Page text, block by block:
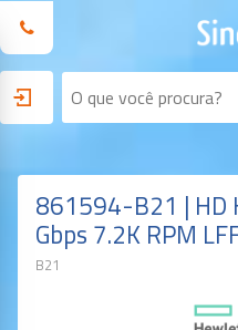
861594-B21 | HD
Gbps 7.2K RPM
B21